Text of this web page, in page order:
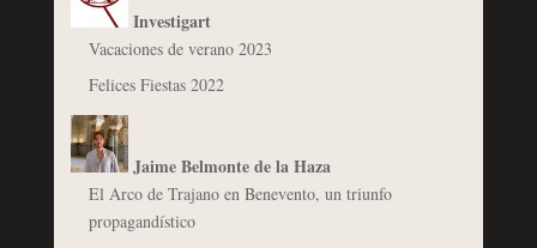
Investigart
Vacaciones de verano 2023
Felices Fiestas 2022
Jaime Belmonte de la Haza
El Arco de Trajano en Benevento, un triunfo
propagandístico